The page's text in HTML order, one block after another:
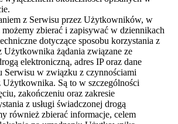
z Serwisu przez Użytkowników, w
zbierać i zapisywać w dziennikach
dotyczące sposobu korzystania z
Użytkownika żądania związane ze
elektroniczną, adres IP oraz dane
Serwisu w związku z czynnościami
Są to w szczególności
zakończeniu oraz zakresie
z usługi świadczonej drogą
również zbierać informacje, celem